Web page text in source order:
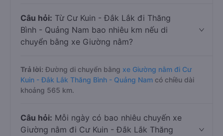
Câu hỏi: Từ Cư Kuin - Đắk Lắk đi Thăng
Bình - Quảng Nam bao nhiêu km nếu di
chuyển bằng xe Giường nằm?
Trả lời: Đường di chuyển bằng xe Giường nằm đi Cư
Kuin - Đắk Lắk Thăng Bình - Quảng Nam có chiều dài
khoảng 565 km.
Câu hỏi: Mỗi ngày có bao nhiêu chuyến xe
Giường nằm đi Cư Kuin - Đắk Lắk Thăng